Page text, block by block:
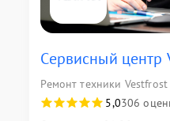
Сервисный центр
Ремонт техники Vestfrost
5,0306